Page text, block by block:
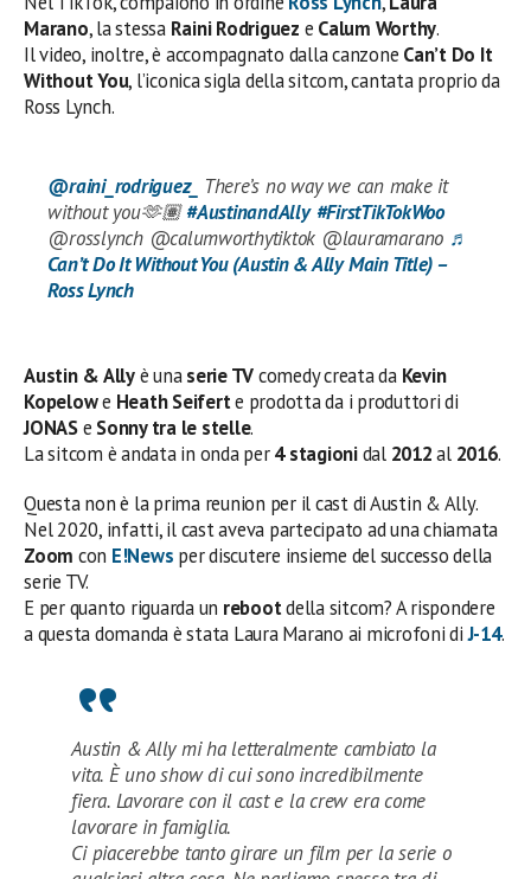
Marano, la stessa Raini Rodriguez e Calum Worthy.
Il video, inoltre, è accompagnato dalla canzone Can’t Do It
Without You, l’iconica sigla della sitcom, cantata proprio da
Ross Lynch.
@raini_rodriguez_ There’s no way we can make it
without you🫶🏽#AustinandAlly #FirstTikTokWoo
@rosslynch @calumworthytiktok @lauramarano ♬
Can’t Do It Without You (Austin & Ally Main Title) –
Ross Lynch
Austin & Allyè unaserie TVcomedy creata da Kevin
Kopelowe Heath Seiferte prodotta da i produttori di
JONASe Sonny tra le stelle.
La sitcom è andata in onda per4 stagionidal 2012al 2016.
Questa non è la prima reunion per il cast di Austin & Ally.
Nel 2020, infatti, il cast aveva partecipato ad una chiamata
Zoom con E!News per discutere insieme del successo della
serie TV.
E per quanto riguarda un rebootdella sitcom? A rispondere
a questa domanda è stata Laura Marano ai microfoni diJ-14.
Austin & Ally mi ha letteralmente cambiato la
vita. È uno show di cui sono incredibilmente
fiera. Lavorare con il cast e la crew era come
lavorare in famiglia.
Ci piacerebbe tanto girare un film per la serie o